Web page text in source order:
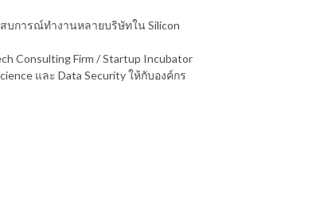
การณ์ทำงานหลายบริษัทใน Silicon
Consulting Firm / Startup Incubator
และ Data Security ให้กับองค์กร